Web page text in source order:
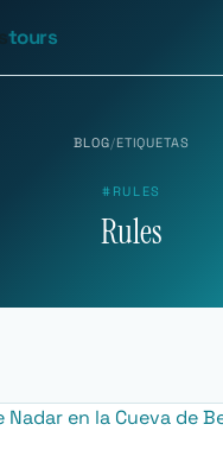
tours
BLOG/ETIQUETAS
#RULES
Rules